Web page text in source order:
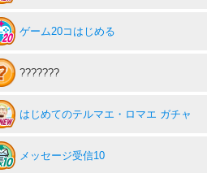
ゲーム20コはじめる
???????
はじめてのテルマエ・ロマエ ガチャ
メッセージ受信10